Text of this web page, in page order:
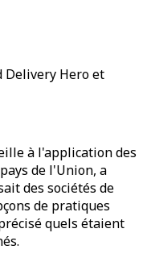
Delivery Hero et
à l'application des
de l'Union, a
des sociétés de
de pratiques
quels étaient